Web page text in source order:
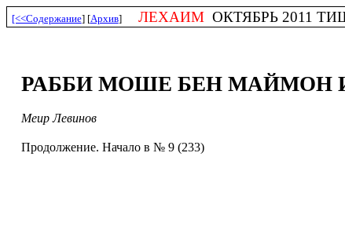
[<<Содержание] [Архив] ЛЕХАИМОКТЯБРЬ 2011
РАББИ МОШЕ БЕН МАЙМОН
Меир Левинов
Продолжение. Начало в № 9 (233)